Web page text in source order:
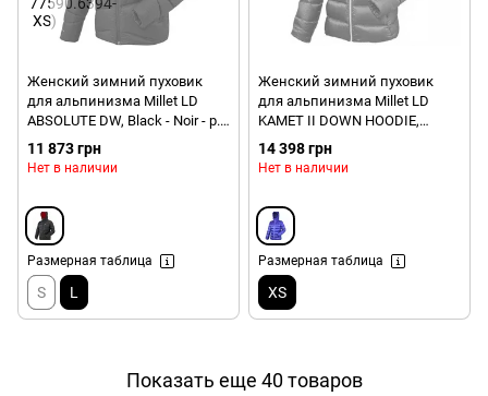
Женский зимний пуховик
для альпинизма Millet LD
ABSOLUTE DW, Black - Noir - р.L
(3515729103941)
11 873 грн
Нет в наличии
Размерная таблица
S L
Женский зимний пуховик
для альпинизма Millet LD
KAMET II DOWN HOODIE,
Purple Blue - р.XS
(3515729331573)
14 398 грн
Нет в наличии
Размерная таблица
XS
Показать еще 40 товаров